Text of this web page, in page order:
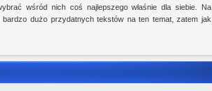
wśród nich coś najlepszego właśnie dla siebie. Na
bardzo dużo przydatnych tekstów na ten temat, zatem jak